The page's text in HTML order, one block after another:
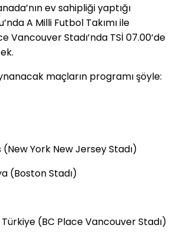
ev sahipliği yaptığı
A Milli Futbol Takımı ile
Vancouver Stadı’nda TSİ 07.00’de
maçların programı şöyle:
(New York New Jersey Stadı)
(Boston Stadı)
(BC Place Vancouver Stadı)